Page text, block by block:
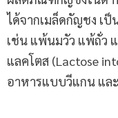
ได้จากเมล็ดกัญชง เ
เช่น แพ้นมวัว แพ้ถั่ว
แลคโตส (Lactose
อาหารแบบวีแกน แล